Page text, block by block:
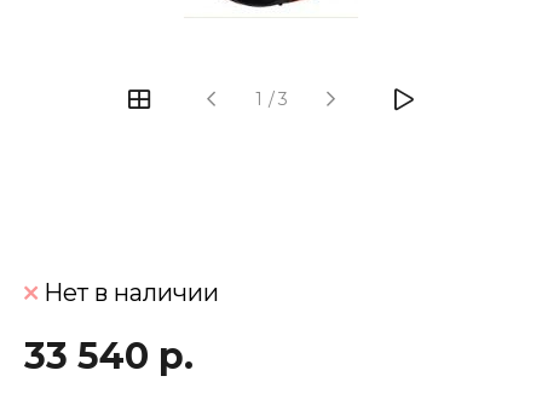
1 /3
Нет в наличии
33 540 р.